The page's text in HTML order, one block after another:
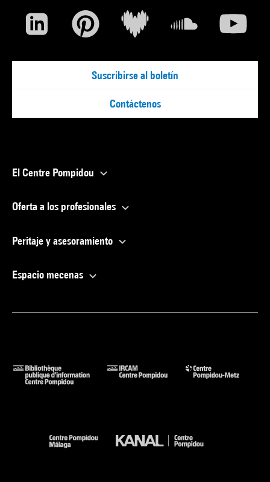
Suscribirse al boletín
Contáctenos
El Centre Pompidou
Oferta a los profesionales
Peritaje y asesoramiento
Espacio mecenas